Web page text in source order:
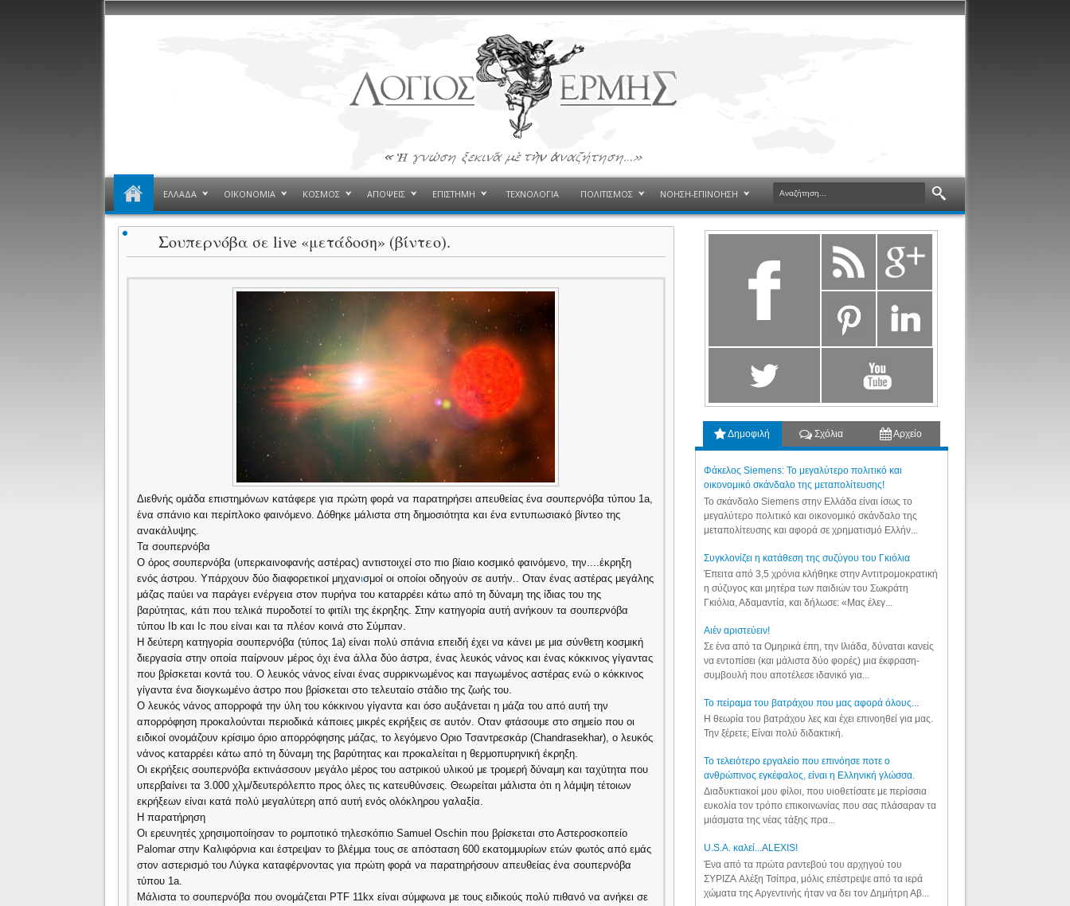
ΕΛΛΑΔΑ ΟΙΚΟΝΟΜΙΑ ΚΟΣΜΟΣ ΑΠΟΨΕΙΣ ΕΠΙΣΤΗΜΗ ΤΕΧΝΟΛΟΓΙΑ ΠΟΛΙΤΙΣΜΟΣ ΝΟΗΣΗ-ΕΠΙΝΟΗΣΗ
Σουπερνόβα σε live «μετάδοση» (βίντεο).
Διεθνής ομάδα επιστημόνων κατάφερε για πρώτη φορά να παρατηρήσει απευθείας ένα σουπερνόβα τύπου 1a,
ένα σπάνιο και περίπλοκο φαινόμενο. Δόθηκε μάλιστα στη δημοσιότητα και ένα εντυπωσιακό βίντεο της
ανακάλυψης.
Τα σουπερνόβα
Ο όρος σουπερνόβα (υπερκαινοφανής αστέρας) αντιστοιχεί στο πιο βίαιο κοσμικό φαινόμενο, την....έκρηξη
ενός άστρου. Υπάρχουν δύο διαφορετικοί μηχανισμοί οι οποίοι οδηγούν σε αυτήν.. Οταν ένας αστέρας μεγάλης
μάζας παύει να παράγει ενέργεια στον πυρήνα του καταρρέει κάτω από τη δύναμη της ίδιας του της
βαρύτητας, κάτι που τελικά πυροδοτεί το φιτίλι της έκρηξης. Στην κατηγορία αυτή ανήκουν τα σουπερνόβα
τύπου Ib και Ιc που είναι και τα πλέον κοινά στο Σύμπαν.
Η δεύτερη κατηγορία σουπερνόβα (τύπος 1a) είναι πολύ σπάνια επειδή έχει να κάνει με μια σύνθετη κοσμική
διεργασία στην οποία παίρνουν μέρος όχι ένα άλλα δύο άστρα, ένας λευκός νάνος και ένας κόκκινος γίγαντας
που βρίσκεται κοντά του. Ο λευκός νάνος είναι ένας συρρικνωμένος και παγωμένος αστέρας ενώ ο κόκκινος
γίγαντα ένα διογκωμένο άστρο που βρίσκεται στο τελευταίο στάδιο της ζωής του.
Ο λευκός νάνος απορροφά την ύλη του κόκκινου γίγαντα και όσο αυξάνεται η μάζα του από αυτή την
απορρόφηση προκαλούνται περιοδικά κάποιες μικρές εκρήξεις σε αυτόν. Οταν φτάσουμε στο σημείο που οι
ειδικοί ονομάζουν κρίσιμο όριο απορρόφησης μάζας, το λεγόμενο Οριο Τσαντρεσκάρ (Chandrasekhar), ο λευκός
νάνος καταρρέει κάτω από τη δύναμη της βαρύτητας και προκαλείται η θερμοπυρηνική έκρηξη.
Οι εκρήξεις σουπερνόβα εκτινάσσουν μεγάλο μέρος του αστρικού υλικού με τρομερή δύναμη και ταχύτητα που
υπερβαίνει τα 3.000 χλμ/δευτερόλεπτο προς όλες τις κατευθύνσεις. Θεωρείται μάλιστα ότι η λάμψη τέτοιων
εκρήξεων είναι κατά πολύ μεγαλύτερη από αυτή ενός ολόκληρου γαλαξία.
Η παρατήρηση
Οι ερευνητές χρησιμοποίησαν το ρομποτικό τηλεσκόπιο Samuel Oschin που βρίσκεται στο Αστεροσκοπείο
Palomar στην Καλιφόρνια και έστρεψαν το βλέμμα τους σε απόσταση 600 εκατομμυρίων ετών φωτός από εμάς
στον αστερισμό του Λύγκα καταφέρνοντας για πρώτη φορά να παρατηρήσουν απευθείας ένα σουπερνόβα
τύπου 1a.
Μάλιστα το σουπερνόβα που ονομάζεται PTF 11kx είναι σύμφωνα με τους ειδικούς πολύ πιθανό να ανήκει σε
Δημοφιλή Σχόλια Αρχείο
Φάκελος Siemens: Το μεγαλύτερο πολιτικό και
οικονομικό σκάνδαλο της μεταπολίτευσης!
Το σκάνδαλο Siemens στην Ελλάδα είναι ίσως το
μεγαλύτερο πολιτικό και οικονομικό σκάνδαλο της
μεταπολίτευσης και αφορά σε χρηματισμό Ελλήν...
Συγκλονίζει η κατάθεση της συζύγου του Γκιόλια
Έπειτα από 3,5 χρόνια κλήθηκε στην Αντιτρομοκρατική
η σύζυγος και μητέρα των παιδιών του Σωκράτη
Γκιόλια, Αδαμαντία, και δήλωσε: «Μας έλεγ...
Aιέν αριστεύειν!
Σε ένα από τα Ομηρικά έπη, την Ιλιάδα, δύναται κανείς
να εντοπίσει (και μάλιστα δύο φορές) μια έκφραση-
συμβουλή που αποτέλεσε ιδανικό για...
Το πείραμα του βατράχου που μας αφορά όλους...
Η θεωρία του βατράχου λες και έχει επινοηθεί για μας.
Την ξέρετε; Είναι πολύ διδακτική.
Το τελειότερο εργαλείο που επινόησε ποτε ο
ανθρώπινος εγκέφαλος, είναι η Ελληνική γλώσσα.
Διαδυκτιακοί μου φίλοι, που υιοθετίσατε με περίσσια
ευκολία τον τρόπο επικοινωνίας που σας πλάσαραν τα
μιάσματα της νέας τάξης πρα...
U.S.A. καλεί...ALEXIS!
Ένα από τα πρώτα ραντεβού του αρχηγού του
ΣΥΡΙΖΑ Αλέξη Τσίπρα, μόλις επέστρεψε από τα ιερά
χώματα της Αργεντινής ήταν να δει τον Δημήτρη Αβ...